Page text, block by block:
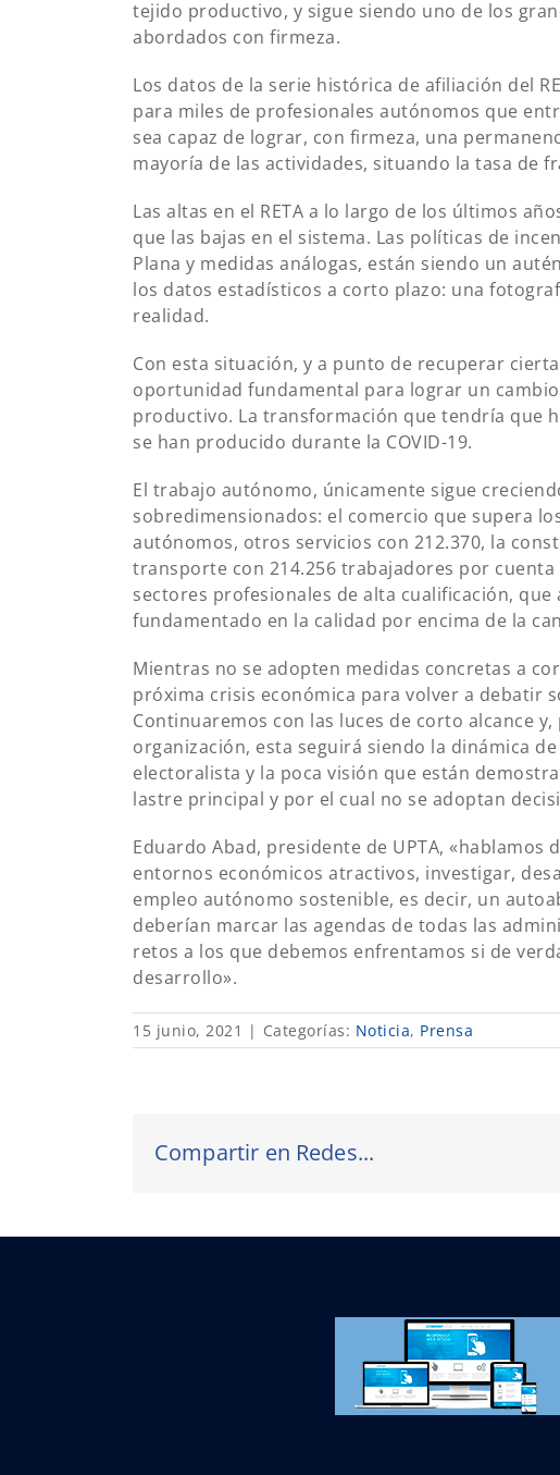
tejido productivo, y sigue siendo uno de los
abordados con firmeza.
Los datos de la serie histórica de afiliación del
para miles de profesionales autónomos que
sea capaz de lograr, con firmeza, una
mayoría de las actividades, situando la tasa de
Las altas en el RETA a lo largo de los últimos
que las bajas en el sistema. Las políticas de
Plana y medidas análogas, están siendo un
los datos estadísticos a corto plazo: una
realidad.
Con esta situación, y a punto de recuperar
oportunidad fundamental para lograr un
productivo. La transformación que tendría que
se han producido durante la COVID-19.
El trabajo autónomo, únicamente sigue
sobredimensionados: el comercio que supera
autónomos, otros servicios con 212.370, la
transporte con 214.256 trabajadores por
sectores profesionales de alta cualificación,
fundamentado en la calidad por encima de la
Mientras no se adopten medidas concretas a
próxima crisis económica para volver a debatir
Continuaremos con las luces de corto alcance
organización, esta seguirá siendo la dinámica
electoralista y la poca visión que están
lastre principal y por el cual no se adoptan
Eduardo Abad, presidente de UPTA,
entornos económicos atractivos, investigar,
empleo autónomo sostenible, es decir, un
deberían marcar las agendas de todas las
retos a los que debemos enfrentamos si de
desarrollo».
15 junio, 2021 | Categorías: Noticia, Prensa
Compartir en Redes...